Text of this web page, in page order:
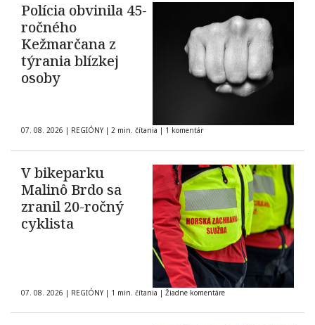
Polícia obvinila 45-
ročného
Kežmarčana z
týrania blízkej
osoby
07. 08. 2026 | REGIÓNY | 2 min. čítania | 1 komentár
V bikeparku
Malinô Brdo sa
zranil 20-ročný
cyklista
07. 08. 2026 | REGIÓNY | 1 min. čítania | Žiadne komentáre